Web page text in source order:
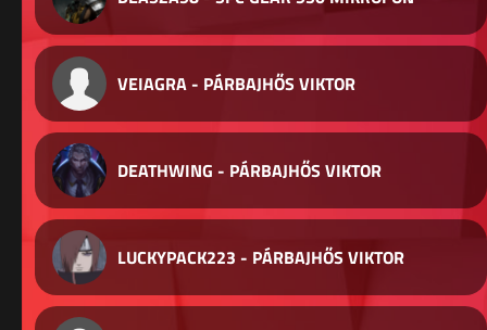
VEIAGRA - PÁRBAJHŐS VIKTOR
DEATHWING - PÁRBAJHŐS VIKTOR
LUCKYPACK223 - PÁRBAJHŐS VIKTOR